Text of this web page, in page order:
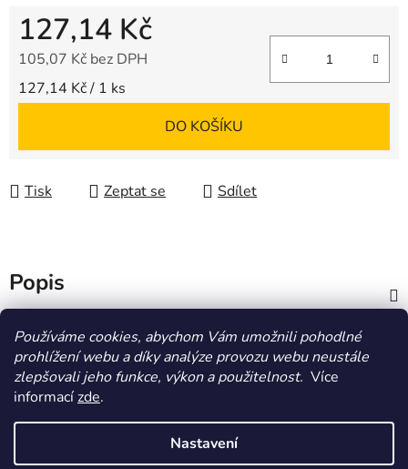
Používáme cookies, abychom Vám umožnili pohodlné
prohlížení webu a díky analýze provozu webu neustále
zlepšovali jeho funkce, výkon a použitelnost. Více
informacízde.
Nastavení
127,14 Kč
105,07 Kč bez DPH
Měrná cena:
127,14 Kč / 1 ks
DO KOŠÍKU
Tisk Zeptat se Sdílet
Popis
Diskuze
HOMOLA-shop.cz ZDE NAJDETE VÝDEJNÍ MÍSTO